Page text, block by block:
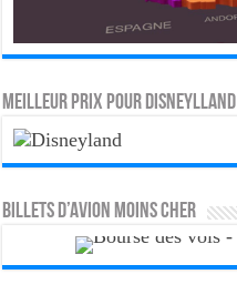
MEILLEUR PRIX POUR DISNEYLLAND
Billets d’avion moins cher